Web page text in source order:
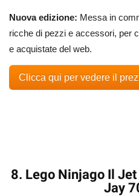
Nuova edizione: Messa in
ricche di pezzi e accessori, per
e acquistate del web.
Clicca qui per vedere il
8. Lego Ninjago Il
Jay